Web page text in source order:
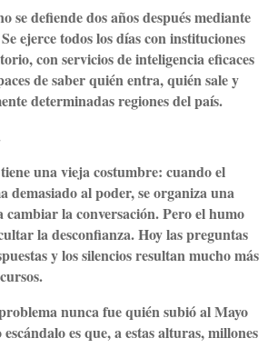
se defiende dos años después mediante
ejerce todos los días con instituciones
con servicios de inteligencia eficaces
de saber quién entra, quién sale y
determinadas regiones del país.
una vieja costumbre: cuando el
demasiado al poder, se organiza una
la conversación. Pero el humo
la desconfianza. Hoy las preguntas
y los silencios resultan mucho más
nunca fue quién subió al Mayo
es que, a estas alturas, millones